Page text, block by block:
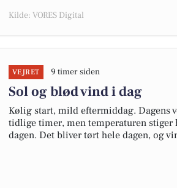
Kilde: VORES Digital
VEJRET 9 timer siden
Sol og blød vind i dag
Kølig start, mild eftermiddag. Dagens
tidlige timer, men temperaturen stiger
dagen. Det bliver tørt hele dagen, og